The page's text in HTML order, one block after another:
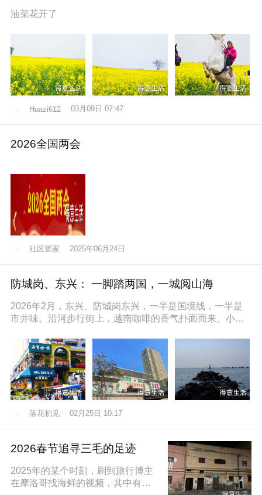
油菜花开了
Huazi612 03月09日 07:47
2026全国两会
社区管家 2025年06月24日
防城岗、东兴： 一脚踏两国，一城阅山海
2026年2月，东兴、防城岗东兴，一半是国境线，一半是
市井味。沿河步行街上，越南咖啡的香气扑面而来、小摊
落花初见 02月25日 10:17
2026春节追寻三毛的足迹
2025年的某个时刻，刷到旅行博主
在摩洛哥找海鲜的视频，其中有个